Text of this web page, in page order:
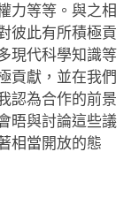
力等等。與之相
彼此有所積極貢
現代科學知識等
貢獻，並在我們
認為合作的前景
晤與討論這些議
相當開放的態